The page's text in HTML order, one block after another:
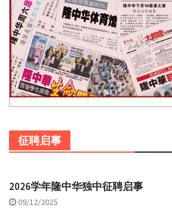
征聘启事
2026学年隆中华独中征聘启事
09/12/2025